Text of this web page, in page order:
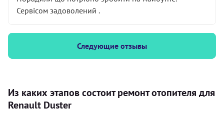
Сервісом задоволений .
Следующие отзывы
Из каких этапов состоит ремонт отопителя для
Renault Duster